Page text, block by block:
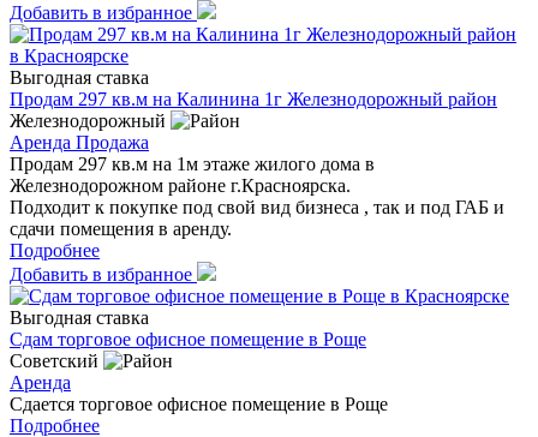
Добавить в избранное
Выгодная ставка
Продам 297 кв.м на Калинина 1г Железнодорожный район
Железнодорожный
Аренда Продажа
Продам 297 кв.м на 1м этаже жилого дома в
Железнодорожном районе г.Красноярска.
Подходит к покупке под свой вид бизнеса , так и под ГАБ и
сдачи помещения в аренду.
Подробнее
Добавить в избранное
Выгодная ставка
Сдам торговое офисное помещение в Роще
Советский
Аренда
Сдается торговое офисное помещение в Роще
Подробнее